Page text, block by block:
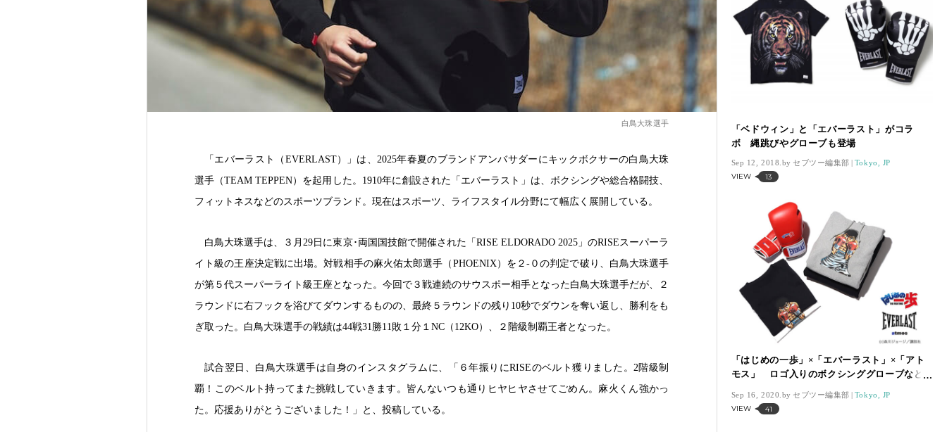
白鳥大珠選手
「エバーラスト（EVERLAST）」は、2025年春夏のブランドアンバサダーにキックボクサーの白鳥大珠
選手（TEAM TEPPEN）を起用した。1910年に創設された「エバーラスト」は、ボクシングや総合格闘技、
フィットネスなどのスポーツブランド。現在はスポーツ、ライフスタイル分野にて幅広く展開している。
白鳥大珠選手は、３月29日に東京･両国国技館で開催された「RISE ELDORADO 2025」のRISEスーパーラ
イト級の王座決定戦に出場。対戦相手の麻火佑太郎選手（PHOENIX）を２-０の判定で破り、白鳥大珠選手
が第５代スーパーライト級王座となった。今回で３戦連続のサウスポー相手となった白鳥大珠選手だが、２
ラウンドに右フックを浴びてダウンするものの、最終５ラウンドの残り10秒でダウンを奪い返し、勝利をも
ぎ取った。白鳥大珠選手の戦績は44戦31勝11敗１分１NC（12KO）、２階級制覇王者となった。
試合翌日、白鳥大珠選手は自身のインスタグラムに、「６年振りにRISEのベルト獲りました。2階級制
覇！このベルト持ってまた挑戦していきます。皆んないつも通りヒヤヒヤさせてごめん。麻火くん強かっ
た。応援ありがとうございました！」と、投稿している。
「ベドウィン」と「エバーラスト」がコラ
ボ 縄跳びやグローブも登場
Sep 12, 2018. セブツー編集部 Tokyo, JP
VIEW 13
「はじめの一歩」×「エバーラスト」×「アト
モス」 ロゴ入りのボクシンググローブなど
Sep 16, 2020. セブツー編集部 Tokyo, JP
VIEW 41